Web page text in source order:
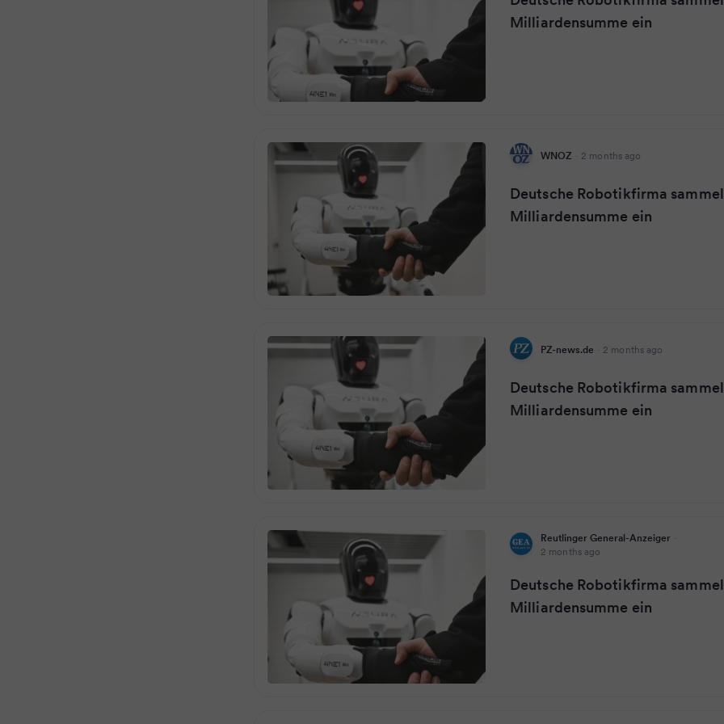
Milliardensumme ein
WNOZ · 2 months ago
Deutsche Robotikfirma
Milliardensumme ein
PZ-news.de · 2 months ago
Deutsche Robotikfirma
Milliardensumme ein
Reutlinger General-Anzeiger ·
2 months ago
Deutsche Robotikfirma
Milliardensumme ein